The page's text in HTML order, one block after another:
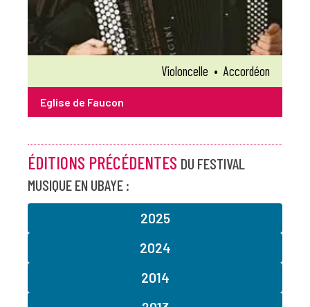
Violoncelle • Accordéon
Eglise de Faucon
ÉDITIONS PRÉCÉDENTES DU FESTIVAL
MUSIQUE EN UBAYE :
2025
2024
2014